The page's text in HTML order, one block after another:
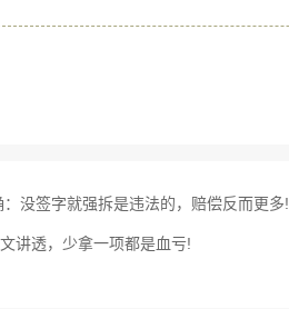
没签字就强拆是违法的，赔偿反而更多!
讲透，少拿一项都是血亏!